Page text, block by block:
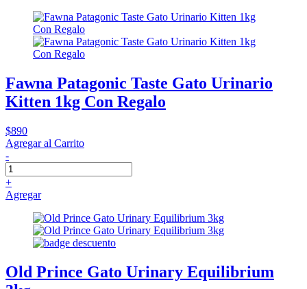
Fawna Patagonic Taste Gato Urinario
Kitten 1kg Con Regalo
$890
Agregar al Carrito
-
+
Agregar
Old Prince Gato Urinary Equilibrium